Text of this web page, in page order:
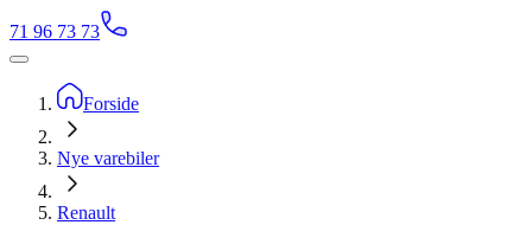
71 96 73 73
Forside
Nye varebiler
Renault